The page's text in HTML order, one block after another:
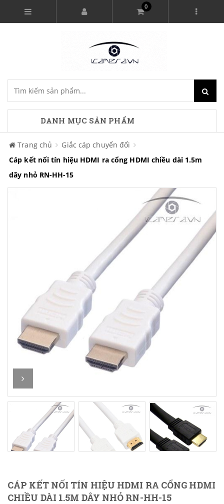
0
DANH MỤC SẢN PHẨM
Trang chủ
Giắc cáp chuyển đổi
Cáp kết nối tín hiệu HDMI ra cổng HDMI chiều dài 1.5m
dây nhỏ RN-HH-15
CÁP KẾT NỐI TÍN HIỆU HDMI RA CỔNG HDMI
CHIỀU DÀI 1.5M DÂY NHỎ RN-HH-15